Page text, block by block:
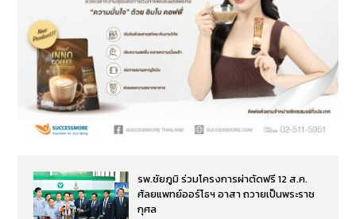
รพ.ชัยภูมิ ร่วมโครงการผ่าตัดฟรี 12 ส.ค.
ศัลยแพทย์ออร์โธฯ อาสา ถวายเป็นพระราช
กุศล